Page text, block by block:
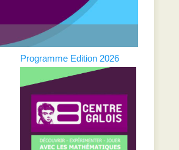
Programme Edition 2026